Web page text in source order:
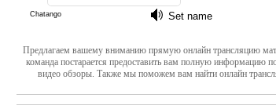
Предлагаем вашему вниманию прямую онлайн трансляцию
команда постарается предоставить вам полную информацию
видео обзоры. Также мы поможем вам найти онлайн